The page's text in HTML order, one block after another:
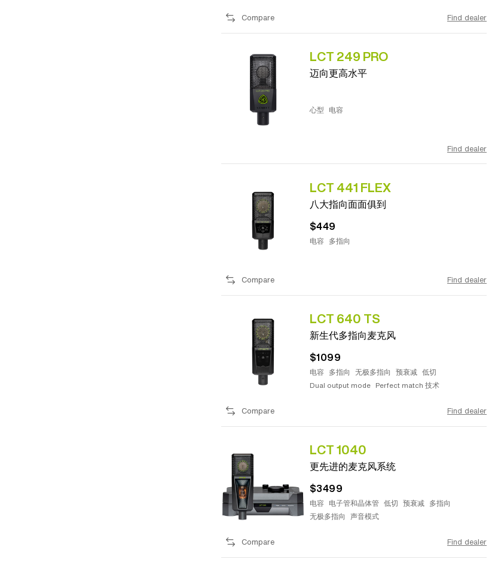
Compare Find dealer
LCT 249 PRO
迈向更高水平
心型 电容
Find dealer
LCT 441 FLEX
八大指向面面俱到
$449
电容 多指向
Compare Find dealer
LCT 640 TS
新生代多指向麦克风
$1099
电容 多指向 无极多指向 预衰减 低切
Dual output mode Perfect match 技术
Compare Find dealer
LCT 1040
更先进的麦克风系统
$3499
电容 电子管和晶体管 低切 预衰减 多指向
无极多指向 声音模式
Compare Find dealer